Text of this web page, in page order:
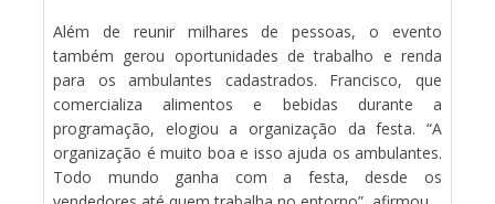
Além de reunir milhares de pessoas, o evento
também gerou oportunidades de trabalho e renda
para os ambulantes cadastrados. Francisco, que
comercializa alimentos e bebidas durante a
programação, elogiou a organização da festa. “A
organização é muito boa e isso ajuda os ambulantes.
Todo mundo ganha com a festa, desde os